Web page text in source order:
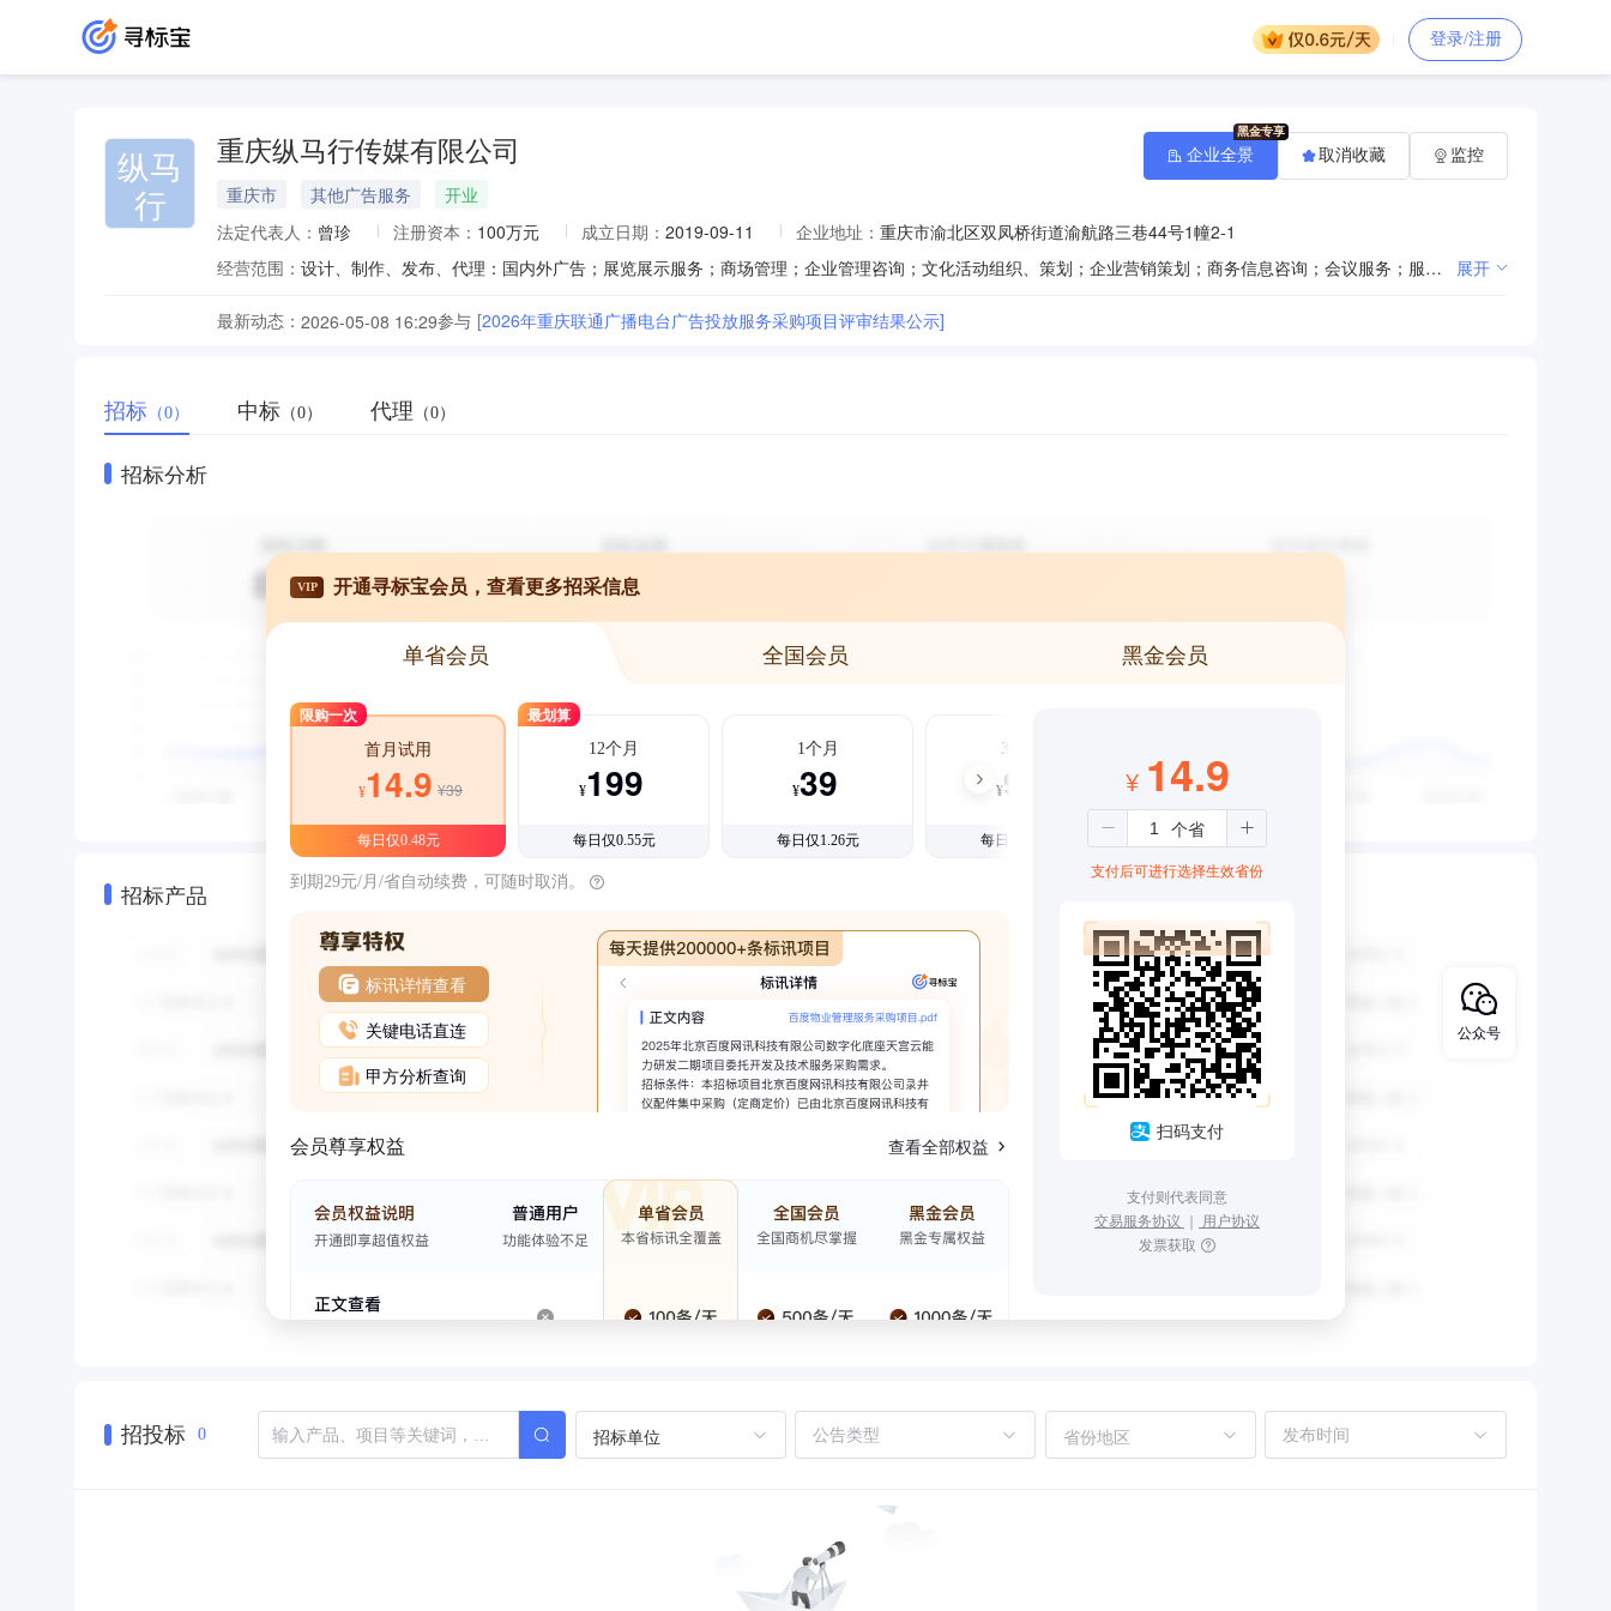
登录/注册
纵马
行
重庆纵马行传媒有限公司
重庆市 其他广告服务
开业
法定代表人： 曾珍 注册资本： 100万元 成立日期： 2019-09-11 企业地址： 重庆市渝北区双凤桥街道渝航路三巷44号1幢2-1
经营范围：
设计、制作、发布、代理：国内外广告；展览展示服务；商场管理；企业管理咨询；文化活动组织、策划；企业营销策划；商务信息咨询；会议服务；服装设计；承办经批准的文化艺术交流活动；从事计算机、网络科技、网络信息技术领域内的技术开发、技术咨询、技术转让、技术推广；从事包装装潢印刷品和其他印刷品印刷经营；城市园林绿化设计（取得相关行政许可后，在许可范围内从事经营活动）、施工；摄影服务（不含航空摄影）；影视策划；平面设计、制作。（依法须经批准的项目，经相关部门批准后方可开展经营活动） 展开
最新动态： 2026-05-08 16:29参与 [2026年重庆联通广播电台广告投放服务采购项目评审结果公示]
企业全景 取消收藏 监控
招标 （0） 中标 （0） 代理 （0）
招标分析
招标产品
VIP 开通寻标宝会员，查看更多招采信息
单省会员 全国会员 黑金会员
限购一次
首月试用
¥14.9 ¥39
每日仅0.48元
最划算
12个月
¥199
每日仅0.55元
1个月
¥39
每日仅1.26元
3个月
¥99
每日仅1.08元
到期29元/月/省自动续费，可随时取消。
标讯详情查看
关键电话直连
甲方分析查询
会员尊享权益 查看全部权益
¥ 14.9
支付后可进行选择生效省份
扫码支付
支付则代表同意
交易服务协议 ｜ 用户协议
发票获取
招投标 0 招标单位 省份地区
公众号